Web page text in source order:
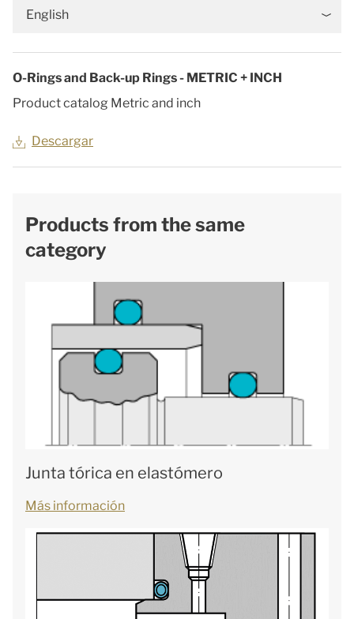
English
O-Rings and Back-up Rings - METRIC + INCH
Product catalog Metric and inch
Descargar
Products from the same
category
Junta tórica en elastómero
Más información